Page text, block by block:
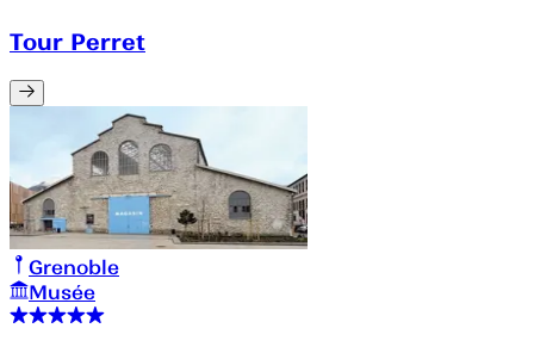
Tour Perret
Grenoble
Musée